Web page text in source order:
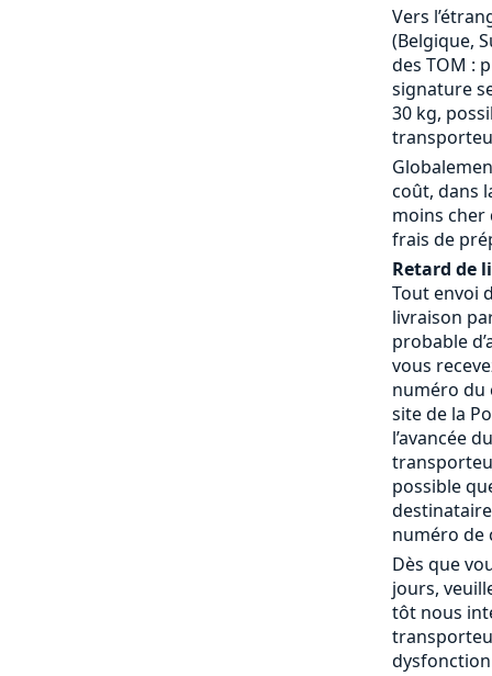
Vers
(Belgique,
des TOM :
signature
30 kg,
coût, dans
moins cher
frais de
Retard de
Tout envoi
livraison
probable
vous
numéro du
site de la
l’avancée
possible
numéro de
Dès que
jours,
tôt nous